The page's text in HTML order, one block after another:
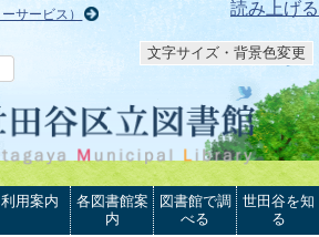
読み上げる
サービス）
文字サイズ・背景色変更
利用案内
各図書館案
内
図書館で調
べる
世田谷を知
る